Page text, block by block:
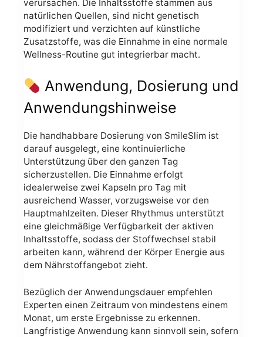
verursachen. Die Inhaltsstoffe stammen aus
natürlichen Quellen, sind nicht genetisch
modifiziert und verzichten auf künstliche
Zusatzstoffe, was die Einnahme in eine normale
Wellness-Routine gut integrierbar macht.
Anwendung, Dosierung und
Anwendungshinweise
Die handhabbare Dosierung von SmileSlim ist
darauf ausgelegt, eine kontinuierliche
Unterstützung über den ganzen Tag
sicherzustellen. Die Einnahme erfolgt
idealerweise zwei Kapseln pro Tag mit
ausreichend Wasser, vorzugsweise vor den
Hauptmahlzeiten. Dieser Rhythmus unterstützt
eine gleichmäßige Verfügbarkeit der aktiven
Inhaltsstoffe, sodass der Stoffwechsel stabil
arbeiten kann, während der Körper Energie aus
dem Nährstoffangebot zieht.
Bezüglich der Anwendungsdauer empfehlen
Experten einen Zeitraum von mindestens einem
Monat, um erste Ergebnisse zu erkennen.
Langfristige Anwendung kann sinnvoll sein, sofern